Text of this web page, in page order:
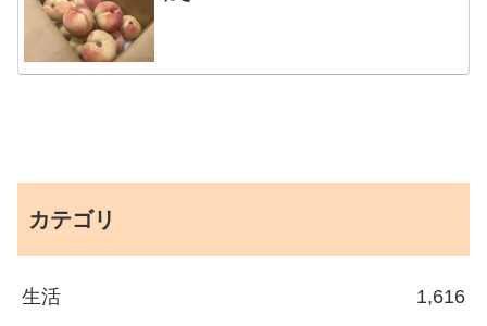
カテゴリ
生活 1,616